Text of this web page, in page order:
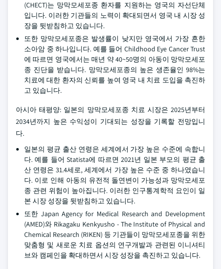
(CHECT)는 망막모세포종 환자를 지원하는 영국의 자선단체
입니다. 이러한 기관들의 노력이 확대되면서 영국 내 시장 성
장을 뒷받침하고 있습니다.
또한 망막모세포종은 발생률이 낮지만 영국에서 가장 흔한
소아암 중 하나입니다. 예를 들어 Childhood Eye Cancer Trust
에 따르면 영국에서는 매년 약 40~50명의 아동이 망막모세포
종 진단을 받습니다. 망막모세포종의 높은 생존율인 98%는
치료에 대한 환자의 신뢰를 높여 영국 내 치료 도입을 촉진하
고 있습니다.
아시아 태평양: 일본의 망막모세포종 치료 시장은 2025년부터
2034년까지 높은 수익성이 기대되는 성장을 기록할 전망입니
다.
일본의 평균 출산 연령은 세계에서 가장 높은 수준에 속합니
다. 예를 들어 Statista에 따르면 2021년 일본 부모의 평균 출
산 연령은 31.4세로, 세계에서 가장 높은 수준 중 하나였습니
다. 이로 인해 아동의 유전적 돌연변이 가능성과 망막모세포
종 관련 위험이 높아집니다. 이러한 인구통계학적 요인이 일
본 시장 성장을 뒷받침하고 있습니다.
또한 Japan Agency for Medical Research and Development
(AMED)와 Rikagaku Kenkyusho - The Institute of Physical and
Chemical Research (RIKEN) 등 기관들이 망막모세포종을 위한
맞춤형 및 새로운 치료 옵션의 연구개발과 관련된 이니셔티
브와 캠페인을 확대하면서 시장 성장을 촉진하고 있습니다.